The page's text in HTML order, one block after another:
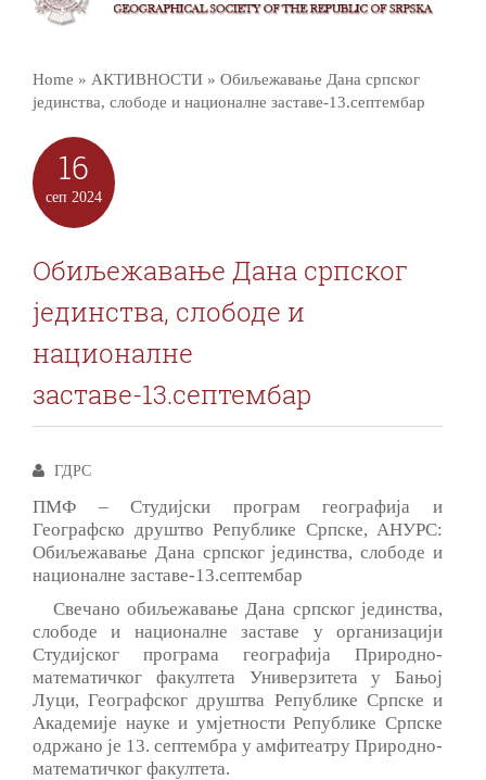
Home » АКТИВНОСТИ » Обиљежавање Дана српског
јединства, слободе и националне заставе-13.септембар
16
сеп 2024
Обиљежавање Дана српског
јединства, слободе и
националне
заставе-13.септембар
ГДРС
ПМФ – Студијски програм географија и
Географско друштво Републике Српске, АНУРС:
Обиљежавање Дана српског јединства, слободе и
националне заставе-13.септембар
Свечано обиљежавање Дана српског јединства,
слободе и националне заставе у организацији
Студијског програма географија Природно-
математичког факултета Универзитета у Бањој
Луци, Географског друштва Републике Српске и
Академије науке и умјетности Републике Српске
одржано је 13. септембра у амфитеатру Природно-
математичког факултета.